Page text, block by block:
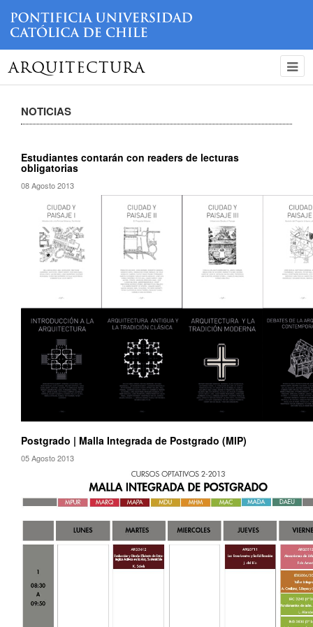
ARQUITECTURA
NOTICIAS
Estudiantes contarán con readers de lecturas
obligatorias
08 Agosto 2013
Postgrado | Malla Integrada de Postgrado (MIP)
05 Agosto 2013